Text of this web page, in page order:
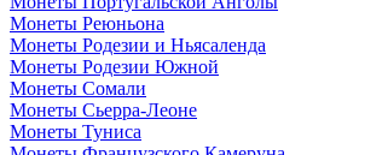
Монеты Реюньона
Монеты Родезии и Ньясаленда
Монеты Родезии Южной
Монеты Сомали
Монеты Сьерра-Леоне
Монеты Туниса